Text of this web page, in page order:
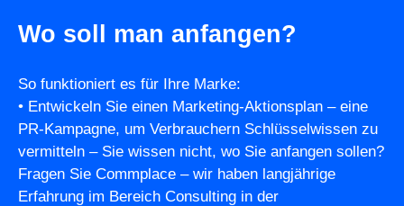
Wo soll man anfangen?
So funktioniert es für Ihre Marke:
• Entwickeln Sie einen Marketing-Aktionsplan – eine
PR-Kampagne, um Verbrauchern Schlüsselwissen zu
vermitteln – Sie wissen nicht, wo Sie anfangen sollen?
Fragen Sie Commplace – wir haben langjährige
Erfahrung im Bereich Consulting in der